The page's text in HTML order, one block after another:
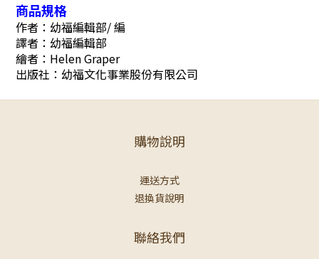
商品規格
作者：幼福編輯部/ 編
譯者：幼福編輯部
繪者：Helen Graper
出版社：幼福文化事業股份有限公司
購物說明
運送方式
退換貨說明
聯絡我們